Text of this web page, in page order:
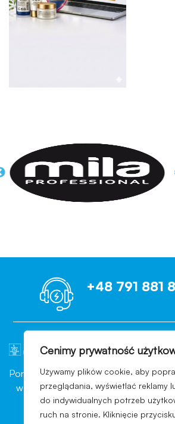
Cenimy prywatność
Używamy plików cookie, aby
przeglądania, wyświetlać reklamy
do indywidualnych potrzeb
ruch na stronie. Kliknięcie
+48 791 881
Ponad 10 lat doświadczenia
w branży konsultingowej
sektora przemysłu
kosmetycznego